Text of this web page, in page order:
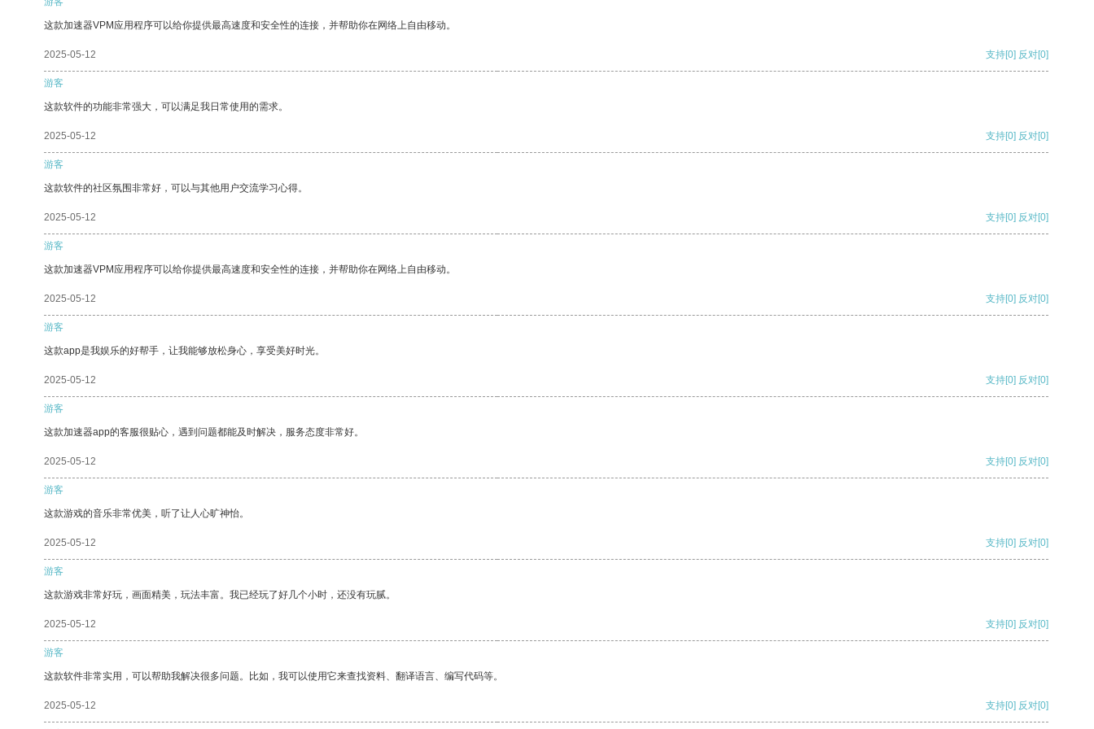
这款加速器VPM应用程序可以给你提供最高速度和安全性的连接，并帮助你在网络上自由移动。
2025-05-12 支持[0] 反对[0]
游客
这款软件的功能非常强大，可以满足我日常使用的需求。
2025-05-12 支持[0] 反对[0]
游客
这款软件的社区氛围非常好，可以与其他用户交流学习心得。
2025-05-12 支持[0] 反对[0]
游客
这款加速器VPM应用程序可以给你提供最高速度和安全性的连接，并帮助你在网络上自由移动。
2025-05-12 支持[0] 反对[0]
游客
这款app是我娱乐的好帮手，让我能够放松身心，享受美好时光。
2025-05-12 支持[0] 反对[0]
游客
这款加速器app的客服很贴心，遇到问题都能及时解决，服务态度非常好。
2025-05-12 支持[0] 反对[0]
游客
这款游戏的音乐非常优美，听了让人心旷神怡。
2025-05-12 支持[0] 反对[0]
游客
这款游戏非常好玩，画面精美，玩法丰富。我已经玩了好几个小时，还没有玩腻。
2025-05-12 支持[0] 反对[0]
游客
这款软件非常实用，可以帮助我解决很多问题。比如，我可以使用它来查找资料、翻译语言、编写代码等。
2025-05-12 支持[0] 反对[0]